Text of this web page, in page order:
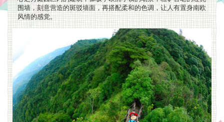
达
最
热
闹
的
逢
围墙，刻意营造的斑驳墙面，再搭配柔和的色调，让人有置身南欧
风情的感觉。